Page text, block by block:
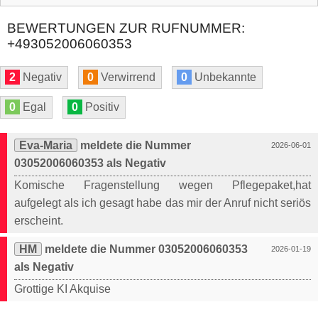
BEWERTUNGEN ZUR RUFNUMMER:
+493052006060353
2 Negativ 0 Verwirrend 0 Unbekannte
0 Egal 0 Positiv
2026-06-01
Eva-Maria
meldete die Nummer
03052006060353 als Negativ
Komische Fragenstellung wegen Pflegepaket,hat
aufgelegt als ich gesagt habe das mir der Anruf nicht seriös
erscheint.
2026-01-19
HM
meldete die Nummer 03052006060353
als Negativ
Grottige KI Akquise